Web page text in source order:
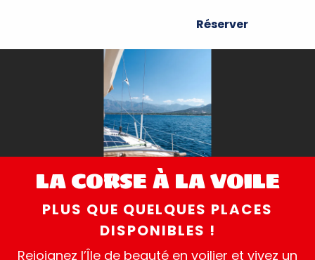
Réserver
LA CORSE À LA VOILE
PLUS QUE QUELQUES PLACES
DISPONIBLES !
Rejoignez l’Île de beauté en voilier et vivez un